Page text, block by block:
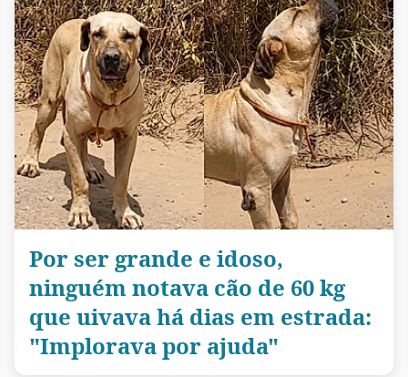
Por ser grande e idoso,
ninguém notava cão de 60 kg
que uivava há dias em estrada:
"Implorava por ajuda"